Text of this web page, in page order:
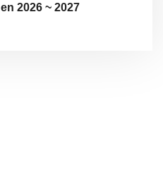
en 2026 ~ 2027